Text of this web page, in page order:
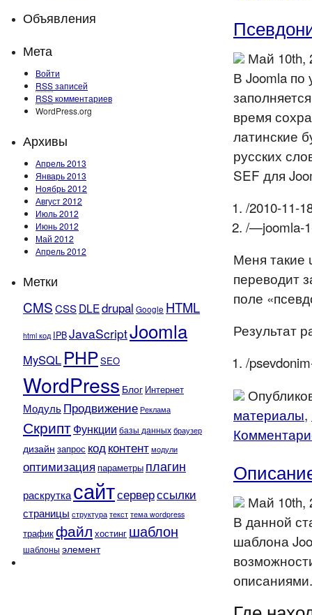
Объявления
Мета
Войти
RSSзаписей
RSSкомментариев
WordPress.org
Архивы
Апрель 2013
Январь 2013
Ноябрь 2012
Август 2012
Июль 2012
Июнь 2012
Май 2012
Апрель 2012
Метки
CMSCSSDLEdrupal Google HTML
html код IPBJavaScriptJoomla
MySQL PHPSEO
WordPress Блог Интернет
МодульПродвижение Реклама
СкриптФункции базы данных браузер
дизайн запрос кодконтент модули
оптимизация параметры плагин
раскруткасайтсерверссылки
страницы структура текст тема wordpress
трафикфайл хостинг шаблон
шаблоны элемент
Май 10th,
В Joomla по
время
латинские
русских
SEF для
/2010-11-
/—joomla-
Меня такие
переводит
поле
Результат
/
материалы,
Май 10th,
В данной
шаблона
описаниями.